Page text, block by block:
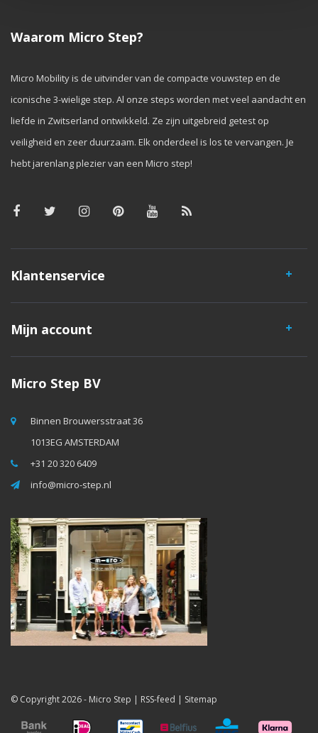
Waarom Micro Step?
Micro Mobility is de uitvinder van de compacte vouwstep en de
iconische 3-wielige step. Al onze steps worden met veel aandacht en
liefde in Zwitserland ontwikkeld. Ze zijn uitgebreid getest op
veiligheid en zeer duurzaam. Elk onderdeel is los te vervangen. Je
hebt jarenlang plezier van een Micro step!
Klantenservice
Mijn account
Micro Step BV
Binnen Brouwersstraat 36
1013EG AMSTERDAM
+31 20 320 6409
info@micro-step.nl
© Copyright 2026 - Micro Step | RSS-feed | Sitemap